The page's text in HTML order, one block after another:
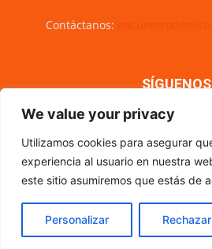
We value your privacy
Utilizamos cookies para asegurar
experiencia al usuario en nuestra
este sitio asumiremos que estás de
Personalizar Rechazar
Contáctanos:
SÍGUENOS
Nosotros
CÓDIGO DE ÉTICA PERIODÍSTICA
© Encuentro de